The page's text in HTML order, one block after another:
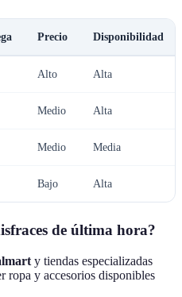
Precio Disponibilidad
Alto Alta
Medio Alta
Medio Media
Bajo Alta
de última hora?
y tiendas especializadas
ropa y accesorios disponibles